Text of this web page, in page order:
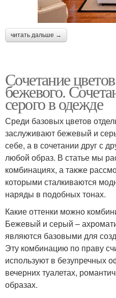
читать дальше →
Сочетание
бежевого.
серого в одежде
Среди базовых цветов
заслуживают бежевый и
себе, а в сочетании друг с
любой образ. В статье мы
комбинациях, а также
которыми сталкиваются
наряды в подобных тонах.
Какие оттенки можно
Бежевый и серый –
являются базовыми для
Эту комбинацию по праву
используют в безупречных
вечерних туалетах,
образах.